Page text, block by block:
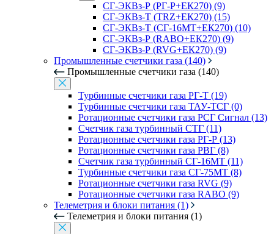
СГ-ЭКВз-Р (РГ-Р+ЕК270) (9)
СГ-ЭКВз-Т (TRZ+ЕК270) (15)
СГ-ЭКВз-Т (СГ-16МТ+ЕК270) (10)
СГ-ЭКВз-Р (RABO+ЕК270) (9)
СГ-ЭКВз-Р (RVG+ЕК270) (9)
Промышленные счетчики газа (140)
Промышленные счетчики газа (140)
Турбинные счетчики газа РГ-Т (19)
Турбинные счетчики газа ТАУ-ТСГ (0)
Ротационные счетчики газа РСГ Сигнал (13)
Счетчик газа турбинный СТГ (11)
Ротационные счетчики газа РГ-Р (13)
Ротационные счетчики газа РВГ (8)
Счетчик газа турбинный СГ-16МТ (11)
Турбинные счетчики газа СГ-75МТ (8)
Ротационные счетчики газа RVG (9)
Ротационные счетчики газа RABO (9)
Телеметрия и блоки питания (1)
Телеметрия и блоки питания (1)